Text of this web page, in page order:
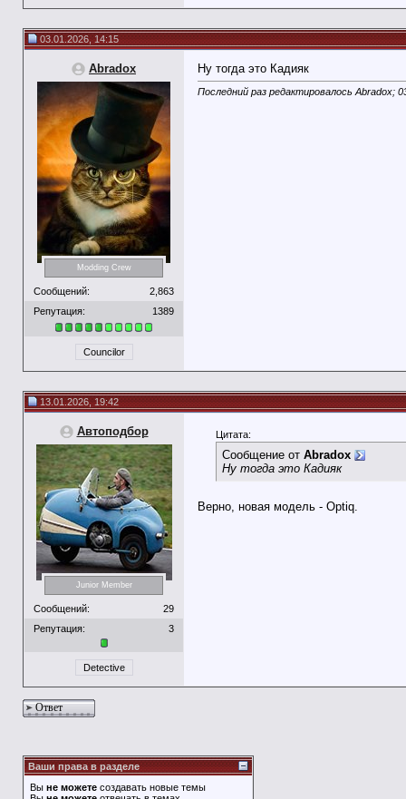
03.01.2026, 14:15
Abradox
Modding Crew
Сообщений:
2,863
Репутация:
1389
Councilor
Ну тогда это Кадияк
Последний раз редактировалось Abradox;
13.01.2026, 19:42
Автоподбор
Junior Member
Сообщений:
29
Репутация:
3
Detective
Цитата:
Сообщение от Abradox
Ну тогда это Кадияк
Верно, новая модель - Optiq.
Ответ
Ваши права в разделе
Вы не можете создавать новые темы